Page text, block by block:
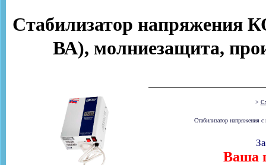
Стабилизатор напряжения
ВА), молниезащита,
>
Стабилизатор напряжения
Ваша